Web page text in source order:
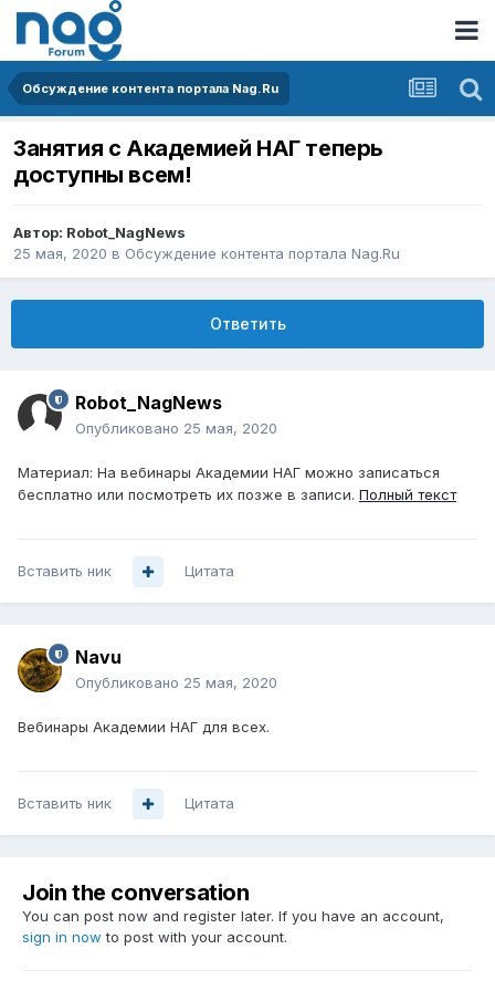
Обсуждение контента портала Nag.Ru
Занятия с Академией НАГ теперь
доступны всем!
Автор: Robot_NagNews
25 мая, 2020 в Обсуждение контента портала Nag.Ru
Ответить
Robot_NagNews
Опубликовано 25 мая, 2020
Материал: На вебинары Академии НАГ можно записаться
бесплатно или посмотреть их позже в записи. Полный текст
Вставить ник Цитата
Navu
Опубликовано 25 мая, 2020
Вебинары Академии НАГ для всех.
Вставить ник Цитата
Join the conversation
You can post now and register later. If you have an account,
sign in now to post with your account.